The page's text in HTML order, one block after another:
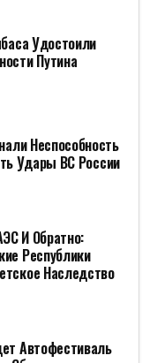
Удостоили
Путина
Неспособность
Удары ВС России
И Обратно:
Республики
Наследство
Автофестиваль